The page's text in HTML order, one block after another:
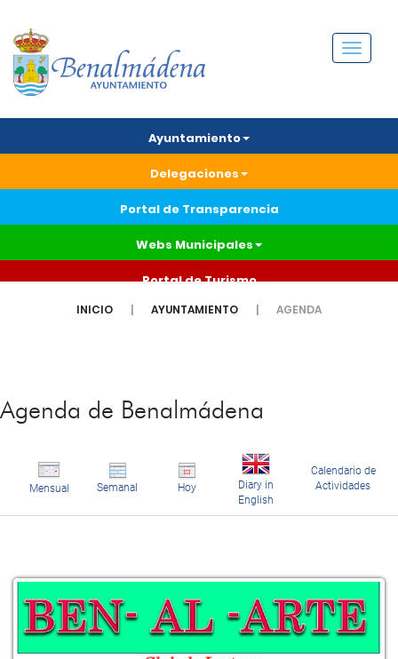
Menú
Ayuntamiento
Delegaciones
Portal de Transparencia
Webs Municipales
Portal de Turismo
INICIO AYUNTAMIENTO AGENDA
Agenda de Benalmádena
Mensual Semanal Hoy
Diary in
English
Calendario de
Actividades